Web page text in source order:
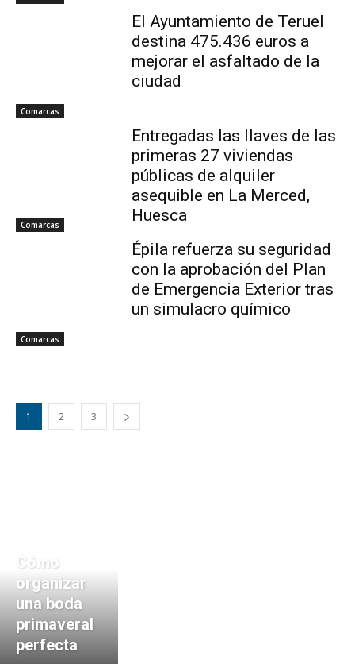
Comarcas
El Ayuntamiento de Teruel
destina 475.436 euros a
mejorar el asfaltado de la
ciudad
Comarcas
Entregadas las llaves de las
primeras 27 viviendas
públicas de alquiler
asequible en La Merced,
Huesca
Comarcas
Épila refuerza su seguridad
con la aprobación del Plan
de Emergencia Exterior tras
un simulacro químico
1 2 3
Cómo
organizar
una boda
primaveral
perfecta